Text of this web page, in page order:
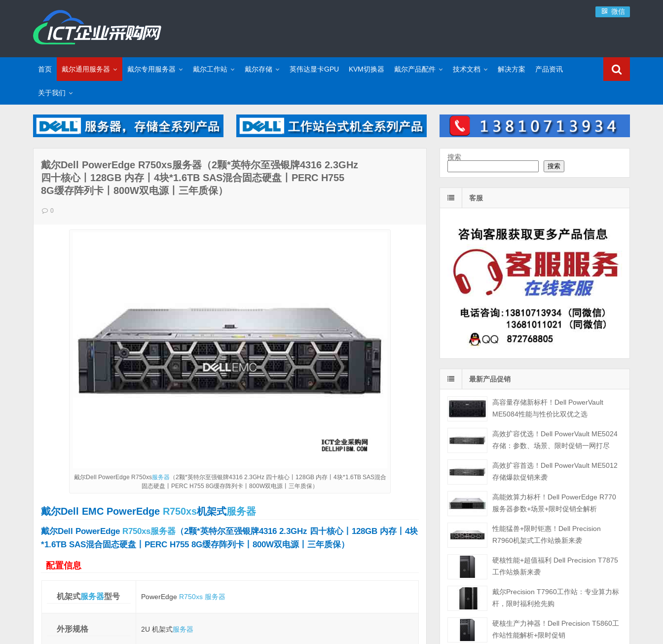
微信
首页 戴尔通用服务器 戴尔专用服务器 戴尔工作站 戴尔存储 英伟达显卡GPU KVM切换器 戴尔产品配件 技术文档 解决方案 产品资讯
关于我们
戴尔Dell PowerEdge R750xs服务器（2颗*英特尔至强银牌4316 2.3GHz
四十核心丨128GB 内存丨4块*1.6TB SAS混合固态硬盘丨PERC H755
8G缓存阵列卡丨800W双电源丨三年质保）
0
戴尔Dell PowerEdge R750xs服务器（2颗*英特尔至强银牌4316 2.3GHz 四十核心丨128GB 内存丨4块*1.6TB SAS混合
固态硬盘丨PERC H755 8G缓存阵列卡丨800W双电源丨三年质保）
戴尔Dell EMC PowerEdge R750xs机架式服务器
戴尔Dell PowerEdge R750xs服务器 （2颗*英特尔至强银牌4316 2.3GHz 四十核心丨128GB 内存丨4块
*1.6TB SAS混合固态硬盘丨PERC H755 8G缓存阵列卡丨800W双电源丨三年质保）
配置信息
机架式服务器型号 PowerEdge R750xs 服务器
外形规格 2U 机架式服务器
搜索
搜索
客服
最新产品促销
高容量存储新标杆！Dell PowerVault
ME5084性能与性价比双优之选
高效扩容优选！Dell PowerVault ME5024
存储：参数、场景、限时促销一网打尽
高效扩容首选！Dell PowerVault ME5012
存储爆款促销来袭
高能效算力标杆！Dell PowerEdge R770
服务器参数+场景+限时促销全解析
性能猛兽+限时钜惠！Dell Precision
R7960机架式工作站焕新来袭
硬核性能+超值福利 Dell Precision T7875
工作站焕新来袭
戴尔Precision T7960工作站：专业算力标
杆，限时福利抢先购
硬核生产力神器！Dell Precision T5860工
作站性能解析+限时促销